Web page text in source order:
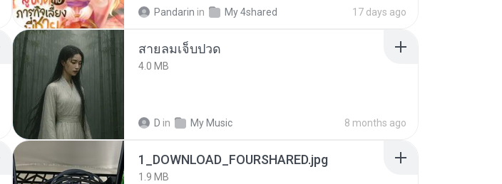
Pandarin in My 4shared 17 days ago
สายลมเจ็บปวด
4.0 MB
D in My Music 8 months ago
1_DOWNLOAD_FOURSHARED.jpg
1.9 MB